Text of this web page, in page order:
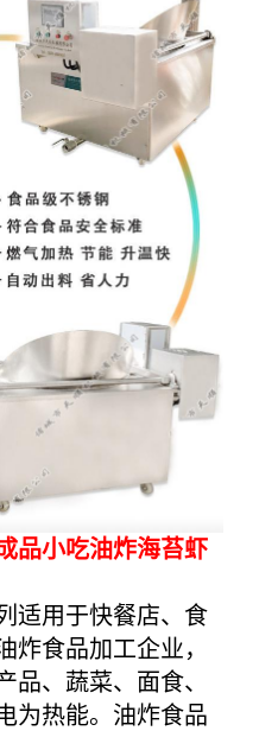
品小吃油炸海苔虾
用于快餐店、食
炸食品加工企业，
品、蔬菜、面食、
为热能。油炸食品